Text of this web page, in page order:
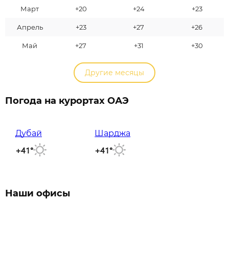
Март +20 +24 +23
Апрель +23 +27 +26
Май +27 +31 +30
Другие месяцы
Погода на курортах ОАЭ
Дубай
+41°
Шарджа
+41°
Наши офисы